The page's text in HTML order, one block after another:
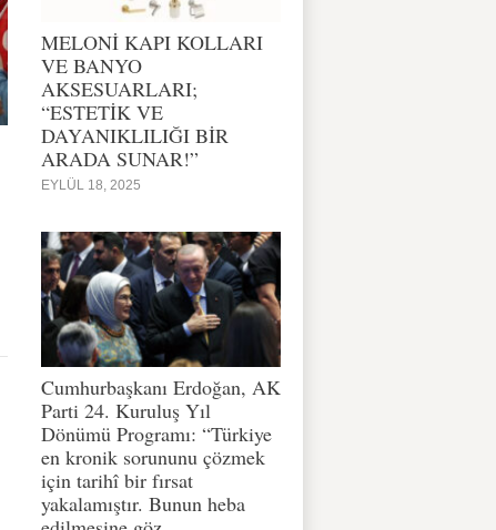
MELONİ KAPI KOLLARI
VE BANYO
AKSESUARLARI;
“ESTETİK VE
DAYANIKLILIĞI BİR
ARADA SUNAR!”
EYLÜL 18, 2025
Cumhurbaşkanı Erdoğan, AK
Parti 24. Kuruluş Yıl
Dönümü Programı: “Türkiye
en kronik sorununu çözmek
için tarihî bir fırsat
yakalamıştır. Bunun heba